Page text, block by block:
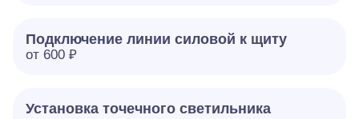
Подключение линии силовой к щиту
от 600 ₽
Установка точечного светильника